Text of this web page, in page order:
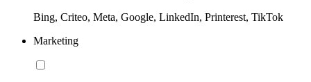
Bing, Criteo, Meta, Google, LinkedIn, Printerest, TikTok
Marketing